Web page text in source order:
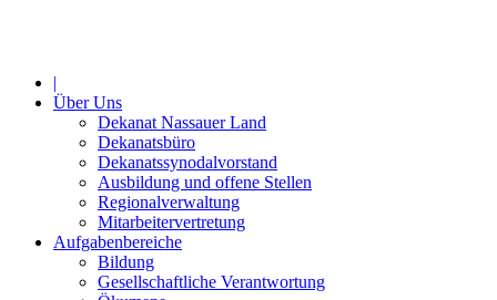
|
Über Uns
Dekanat Nassauer Land
Dekanatsbüro
Dekanatssynodalvorstand
Ausbildung und offene Stellen
Regionalverwaltung
Mitarbeitervertretung
Aufgabenbereiche
Bildung
Gesellschaftliche Verantwortung